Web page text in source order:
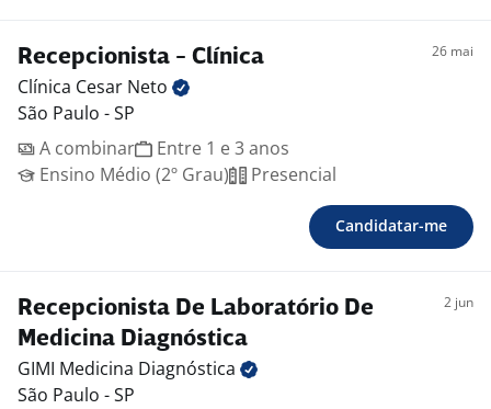
Recepcionista - Clínica 26 mai
Clínica Cesar Neto
São Paulo - SP
A combinar
Entre 1 e 3 anos
Ensino Médio (2º Grau)
Presencial
Candidatar-me
Recepcionista De Laboratório De
Medicina Diagnóstica
2 jun
GIMI Medicina Diagnóstica
São Paulo - SP